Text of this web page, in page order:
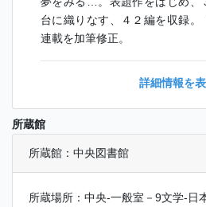
台に織りなす、４２編を収録。
連載を加筆修正。
詳細情報を
所蔵館
所蔵館：中央図書館
所蔵場所：中央-一般室－9文学-日